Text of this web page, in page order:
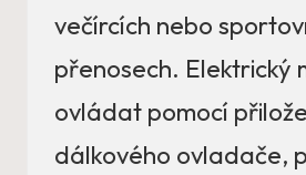
večírcích nebo
přenosech. Elektrický
ovládat pomocí
dálkového ovladače,